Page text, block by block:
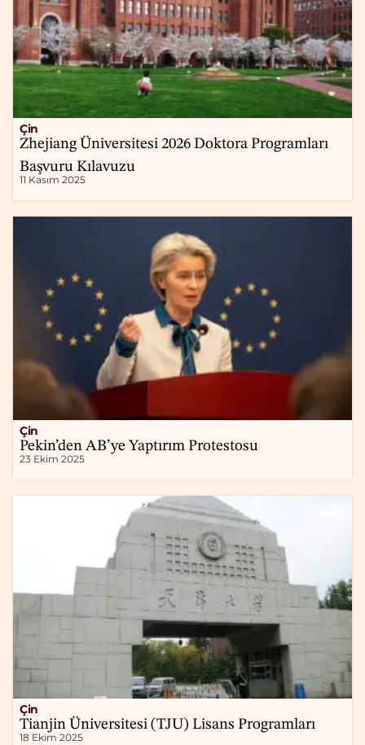
Çin
Zhejiang Üniversitesi 2026 Doktora Programları
Başvuru Kılavuzu
11 Kasım 2025
Çin
Pekin’den AB’ye Yaptırım Protestosu
23 Ekim 2025
Çin
Tianjin Üniversitesi (TJU) Lisans Programları
18 Ekim 2025